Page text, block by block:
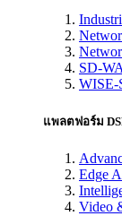
SD-
WISE-
แพลตฟอร์ม
Edge
Video